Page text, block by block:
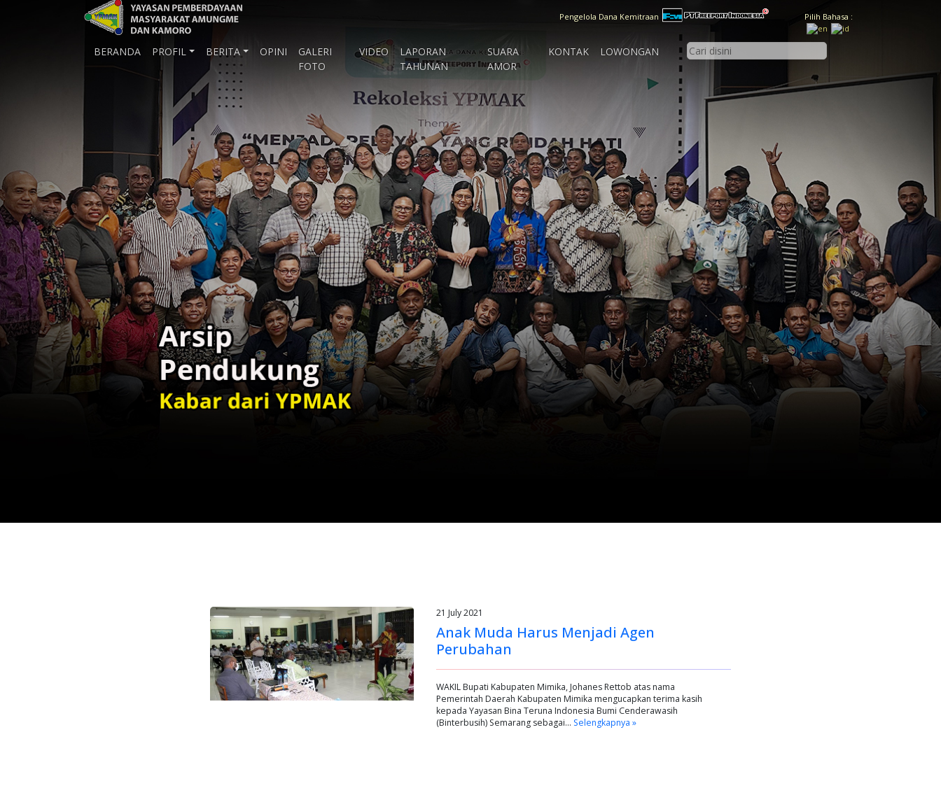
Pengelola Dana Kemitraan Pilih Bahasa :
BERANDA PROFIL BERITA OPINI
GALERI
FOTO
VIDEO
LAPORAN
TAHUNAN
SUARA
AMOR
KONTAK LOWONGAN
21 July 2021
Anak Muda Harus Menjadi Agen
Perubahan
WAKIL Bupati Kabupaten Mimika, Johanes Rettob atas nama
Pemerintah Daerah Kabupaten Mimika mengucapkan terima kasih
kepada Yayasan Bina Teruna Indonesia Bumi Cenderawasih
(Binterbusih) Semarang sebagai… Selengkapnya »